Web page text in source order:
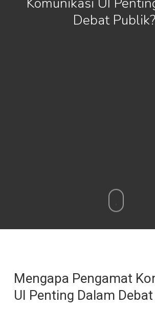
Debat Publik?
Mengapa Pengamat
UI Penting Dalam